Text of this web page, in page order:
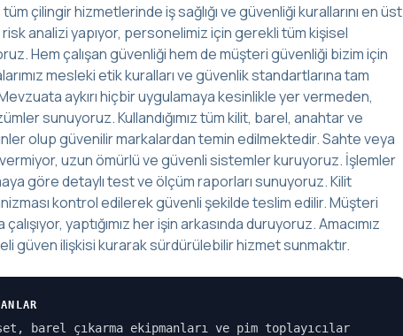
çilingir hizmetlerinde iş sağlığı ve güvenliği kurallarını en üst
analizi yapıyor, personelimiz için gerekli tüm kişisel
Hem çalışan güvenliği hem de müşteri güvenliği bizim için
mesleki etik kuralları ve güvenlik standartlarına tam
aykırı hiçbir uygulamaya kesinlikle yer vermeden,
sunuyoruz. Kullandığımız tüm kilit, barel, anahtar ve
olup güvenilir markalardan temin edilmektedir. Sahte veya
uzun ömürlü ve güvenli sistemler kuruyoruz. İşlemler
göre detaylı test ve ölçüm raporları sunuyoruz. Kilit
kontrol edilerek güvenli şekilde teslim edilir. Müşteri
yaptığımız her işin arkasında duruyoruz. Amacımız
güven ilişkisi kurarak sürdürülebilir hizmet sunmaktır.
barel çıkarma ekipmanları ve pim toplayıcılar